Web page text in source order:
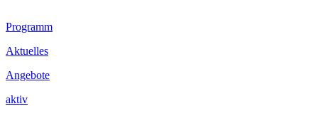
Footer
Inhalt
Programm
Aktuelles
Angebote
aktiv